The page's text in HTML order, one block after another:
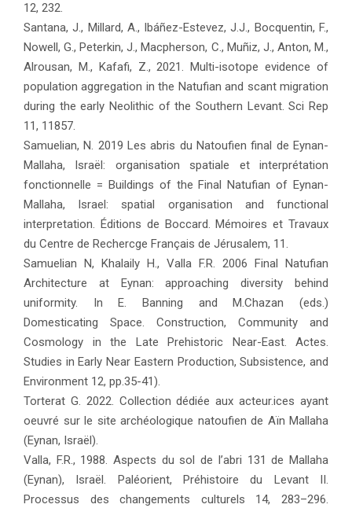
12, 232.
Santana, J., Millard, A., Ibáñez-Estevez, J.J., Bocquentin, F.,
Nowell, G., Peterkin, J., Macpherson, C., Muñiz, J., Anton, M.,
Alrousan, M., Kafafi, Z., 2021. Multi-isotope evidence of
population aggregation in the Natufian and scant migration
during the early Neolithic of the Southern Levant. Sci Rep
11, 11857.
Samuelian, N. 2019 Les abris du Natoufien final de Eynan-
Mallaha, Israël: organisation spatiale et interprétation
fonctionnelle = Buildings of the Final Natufian of Eynan-
Mallaha, Israel: spatial organisation and functional
interpretation. Éditions de Boccard. Mémoires et Travaux
du Centre de Rechercge Français de Jérusalem, 11.
Samuelian N, Khalaily H., Valla F.R. 2006 Final Natufian
Architecture at Eynan: approaching diversity behind
uniformity. In E. Banning and M.Chazan (eds.)
Domesticating Space. Construction, Community and
Cosmology in the Late Prehistoric Near-East. Actes.
Studies in Early Near Eastern Production, Subsistence, and
Environment 12, pp.35-41).
Torterat G. 2022. Collection dédiée aux acteur.ices ayant
oeuvré sur le site archéologique natoufien de Aïn Mallaha
(Eynan, Israël).
Valla, F.R., 1988. Aspects du sol de l’abri 131 de Mallaha
(Eynan), Israël. Paléorient, Préhistoire du Levant II.
Processus des changements culturels 14, 283–296.